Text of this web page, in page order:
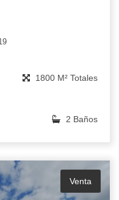
1800 M² Totales
2 Baños
Venta